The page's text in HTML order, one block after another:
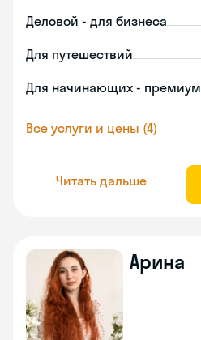
Деловой - для бизнеса
Для путешествий
Для начинающих - премиум
Все услуги и цены (4)
Читать дальше
Арина